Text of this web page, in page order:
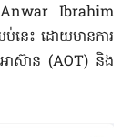
ឧ Anwar Ibrahim
នេះ ដោយមានការ
អាស៊ាន (AOT) និង